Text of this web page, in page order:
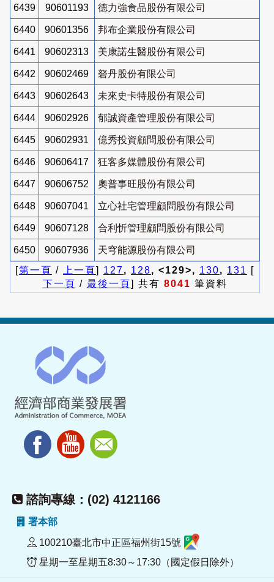
6439 90601193 德力強食品股份有限公司
6440 90601356 邦布企業股份有限公司
6441 90602313 美康諾生醫股份有限公司
6442 90602469 砮丹股份有限公司
6443 90602643 未來史卡特股份有限公司
6444 90602926 郁誠資產管理股份有限公司
6445 90602931 億秀投資顧問股份有限公司
6446 90606417 狂客多媒體股份有限公司
6447 90606752 奧普事旺股份有限公司
6448 90607041 立心社宅管理顧問股份有限公司
6449 90607128 合利忻管理顧問股份有限公司
6450 90607936
天穹能源股份有限公司
[第一頁 / 上一頁] 127, 128, <129>, 130, 131
[
下一頁 / 最後一頁] 共有 8041 筆資料
諮詢專線：(02) 4121166
署本部
100210臺北市中正區福州街15號
星期一至星期五8:30～17:30（國定假日除外）